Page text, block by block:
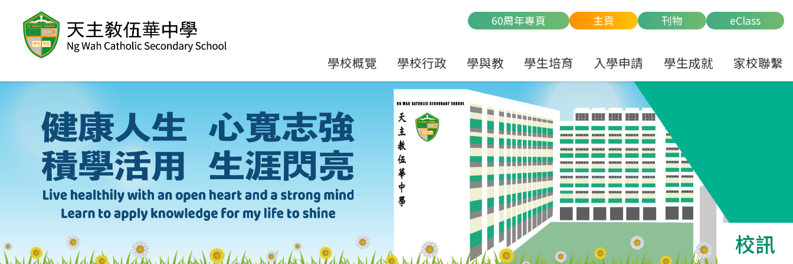
移至主內容
60周年專頁
主頁 刊物 eClass
學校概覽 學校行政 學與教 學生培育 入學申請 學生成就 家校聯繫
校訊